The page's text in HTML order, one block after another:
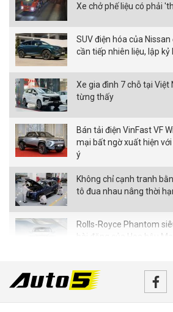
Xe chở phế liệu có phải
SUV điện hóa của
cần tiếp nhiên liệu, lập kỷ
Xe gia đình 7 chỗ tại Việt
từng thấy
Bán tải điện VinFast VF
mại bất ngờ xuất hiện
ý
Không chỉ cạnh tranh
tô đua nhau nâng thời
Rolls-Royce Phantom
bài đăng của Hoa hậu
Từ tháng 8/2026, loạt
thông người dân cần biết